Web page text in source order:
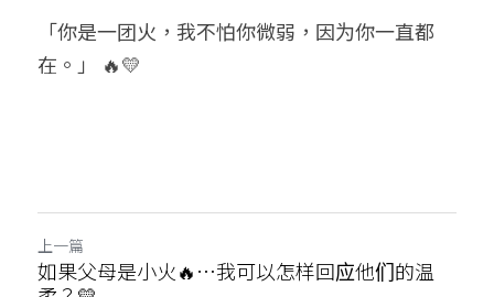
「你是一团火，我不怕你微弱，因为你一直都
在。」 🔥💛
上一篇
如果父母是小火🔥…我可以怎样回应他们的温